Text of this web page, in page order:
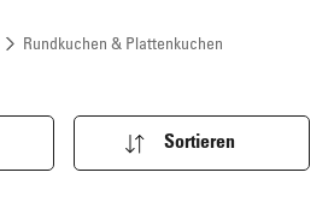
Rundkuchen & Plattenkuchen
Sortieren